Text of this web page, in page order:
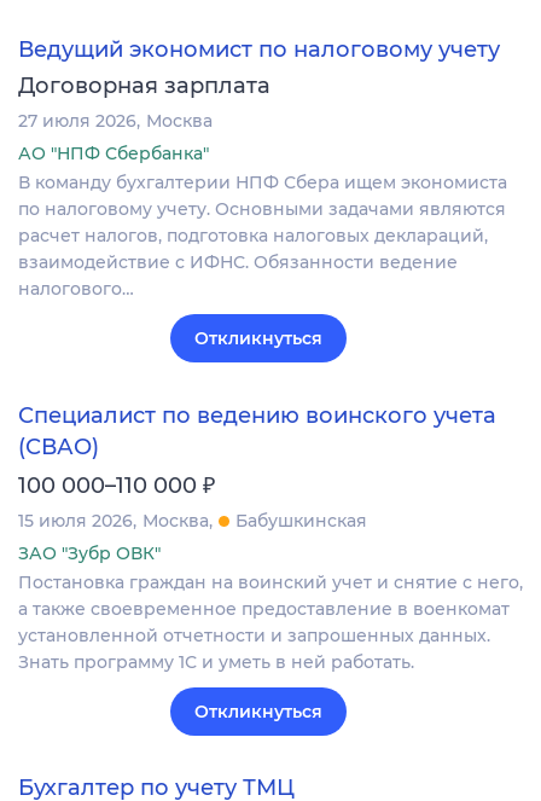
Ведущий экономист по налоговому учету
Договорная зарплата
27 июля 2026 Москва
АО "НПФ Сбербанка"
В команду бухгалтерии НПФ Сбера ищем экономиста
по налоговому учету. Основными задачами являются
расчет налогов, подготовка налоговых деклараций,
взаимодействие с ИФНС. Обязанности ведение
налогового…
Откликнуться
Специалист по ведению воинского учета
(СВАО)
100 000–110 000 ₽
15 июля 2026 Москва
Бабушкинская
ЗАО "Зубр ОВК"
Постановка граждан на воинский учет и снятие с него,
а также своевременное предоставление в военкомат
установленной отчетности и запрошенных данных.
Знать программу 1С и уметь в ней работать.
Откликнуться
Бухгалтер по учету ТМЦ